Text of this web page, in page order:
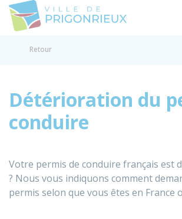
Retour
Détérioration du
conduire
Votre permis de conduire français est
? Nous vous indiquons comment
permis selon que vous êtes en France